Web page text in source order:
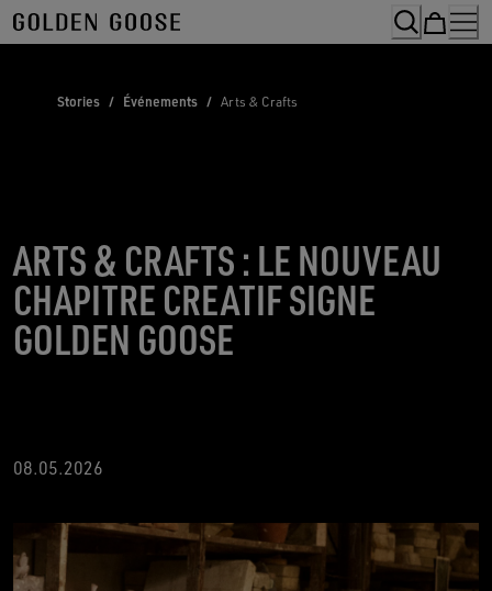
Skip
to
Stories / Événements / Arts & Crafts
ARTS & CRAFTS : LE NOUVEAU
CHAPITRE CREATIF SIGNE
GOLDEN GOOSE
08.05.2026